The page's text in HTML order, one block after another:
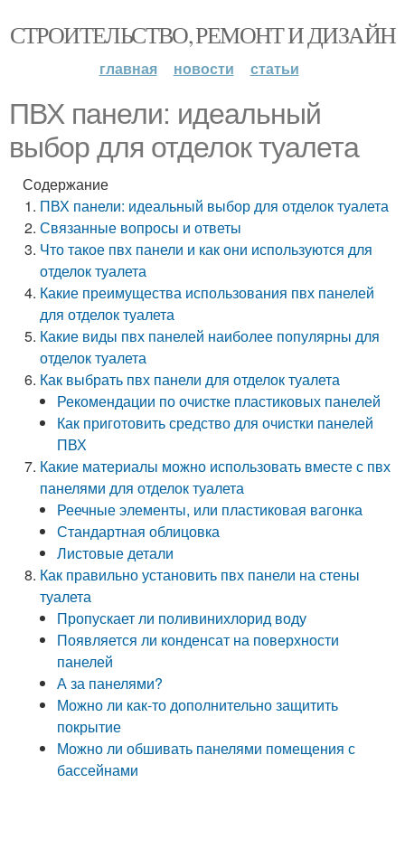
СТРОИТЕЛЬСТВО, РЕМОНТ И ДИЗАЙН
главная новости статьи
ПВХ панели: идеальный
выбор для отделок туалета
Содержание
ПВХ панели: идеальный выбор для отделок туалета
Связанные вопросы и ответы
Что такое пвх панели и как они используются для
отделок туалета
Какие преимущества использования пвх панелей
для отделок туалета
Какие виды пвх панелей наиболее популярны для
отделок туалета
Как выбрать пвх панели для отделок туалета
Рекомендации по очистке пластиковых панелей
Как приготовить средство для очистки панелей
ПВХ
Какие материалы можно использовать вместе с пвх
панелями для отделок туалета
Реечные элементы, или пластиковая вагонка
Стандартная облицовка
Листовые детали
Как правильно установить пвх панели на стены
туалета
Пропускает ли поливинихлорид воду
Появляется ли конденсат на поверхности
панелей
А за панелями?
Можно ли как-то дополнительно защитить
покрытие
Можно ли обшивать панелями помещения с
бассейнами